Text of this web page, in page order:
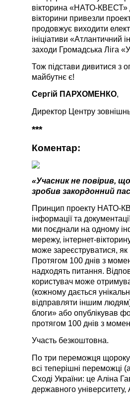
вікторина «НАТО-КВЕСТ»
вікторини привезли
продовжує виходити
ініціативи «Атлантичний
заходи Громадська Ліга
Тож підстави дивитися з
майбутнє є!
Сергій ПАРХОМЕНКО,
Директор Центру
***
Коментар:
«Учасник не повірив,
зробив закордонний
Принцип проекту НАТО-
інформації та
ми поєднали на одному
мережу, інтернет-
може зареєструватися, як
Протягом 100 днів з
надходять питання.
користувач може
(кожному дається
відправляти іншим
блоги» або опублікував
протягом 100 днів з
Участь безкоштовна.
По три переможця
всі теперішні переможці
Сході України: це Аліна
державного